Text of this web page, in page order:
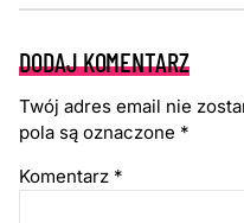
DODAJ KOMENTARZ
Twój adres email nie
pola są oznaczone *
Komentarz *